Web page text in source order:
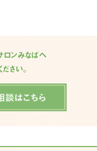
ロンみなばへ
さい。